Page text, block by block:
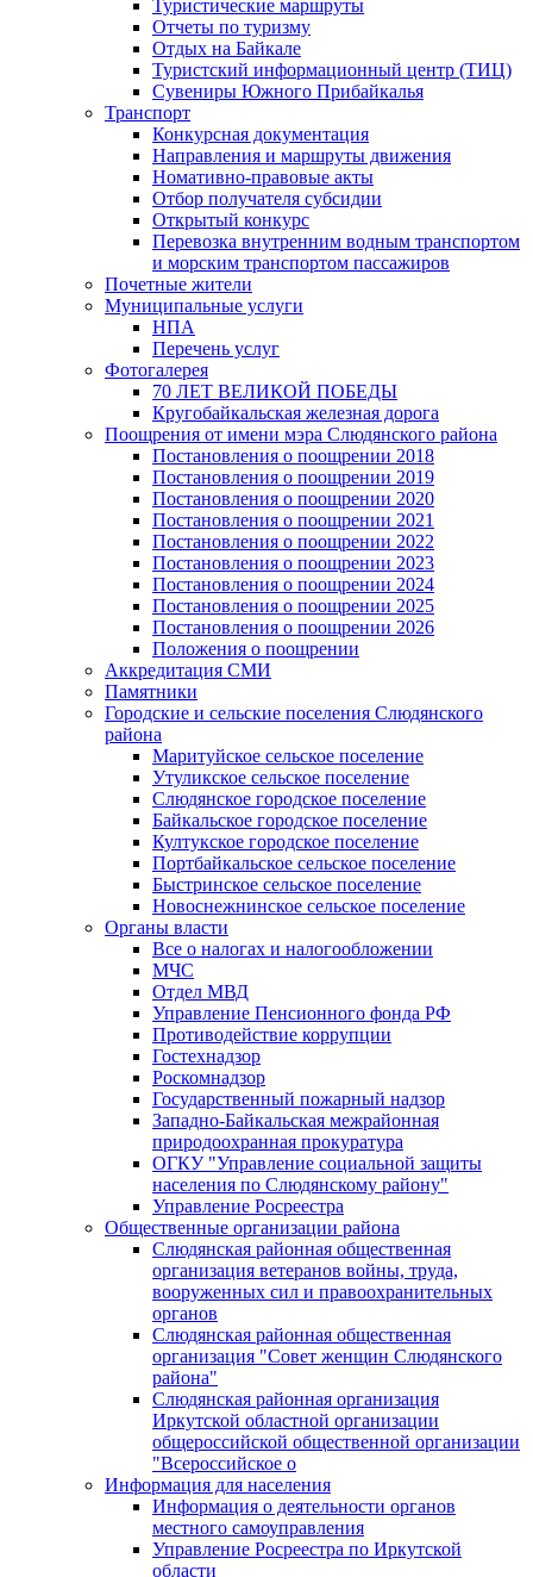
Туристические маршруты
Отчеты по туризму
Отдых на Байкале
Туристский информационный центр (ТИЦ)
Сувениры Южного Прибайкалья
Транспорт
Конкурсная документация
Направления и маршруты движения
Номативно-правовые акты
Отбор получателя субсидии
Открытый конкурс
Перевозка внутренним водным транспортом
и морским транспортом пассажиров
Почетные жители
Муниципальные услуги
НПА
Перечень услуг
Фотогалерея
70 ЛЕТ ВЕЛИКОЙ ПОБЕДЫ
Кругобайкальская железная дорога
Поощрения от имени мэра Слюдянского района
Постановления о поощрении 2018
Постановления о поощрении 2019
Постановления о поощрении 2020
Постановления о поощрении 2021
Постановления о поощрении 2022
Постановления о поощрении 2023
Постановления о поощрении 2024
Постановления о поощрении 2025
Постановления о поощрении 2026
Положения о поощрении
Аккредитация СМИ
Памятники
Городские и сельские поселения Слюдянского
района
Маритуйское сельское поселение
Утуликское сельское поселение
Слюдянское городское поселение
Байкальское городское поселение
Култукское городское поселение
Портбайкальское сельское поселение
Быстринское сельское поселение
Новоснежнинское сельское поселение
Органы власти
Все о налогах и налогообложении
МЧС
Отдел МВД
Управление Пенсионного фонда РФ
Противодействие коррупции
Гостехнадзор
Роскомнадзор
Государственный пожарный надзор
Западно-Байкальская межрайонная
природоохранная прокуратура
ОГКУ "Управление социальной защиты
населения по Слюдянскому району"
Управление Росреестра
Общественные организации района
Слюдянская районная общественная
организация ветеранов войны, труда,
вооруженных сил и правоохранительных
органов
Слюдянская районная общественная
организация "Совет женщин Слюдянского
района"
Слюдянская районная организация
Иркутской областной организации
общероссийской общественной организации
"Всероссийское о
Информация для населения
Информация о деятельности органов
местного самоуправления
Управление Росреестра по Иркутской
области